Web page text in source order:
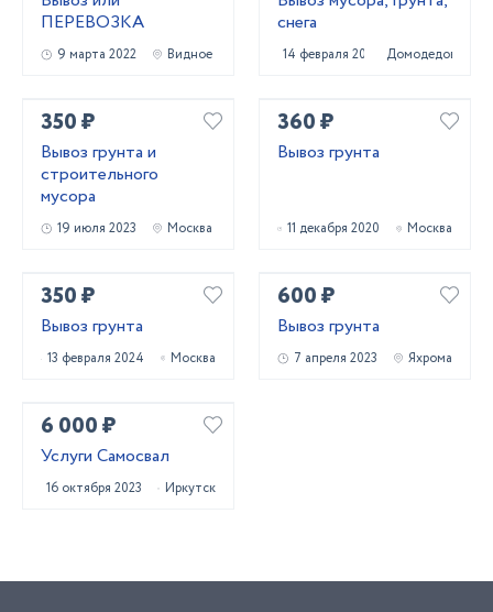
ПЕРЕВОЗКА
9 марта 2022 Видное
снега
14 февраля 2022 Домодедово
350 ₽
Вывоз грунта и
строительного
мусора
19 июля 2023 Москва
360 ₽
Вывоз грунта
11 декабря 2020 Москва
350 ₽
Вывоз грунта
13 февраля 2024 Москва
600 ₽
Вывоз грунта
7 апреля 2023 Яхрома
6 000 ₽
Услуги Самосвал
16 октября 2023 Иркутск